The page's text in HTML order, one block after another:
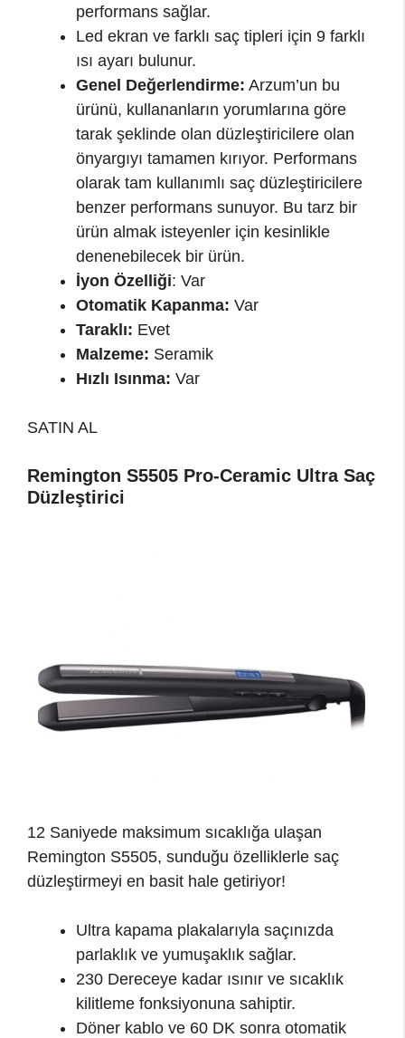
performans sağlar.
Led ekran ve farklı saç tipleri için 9 farklı
ısı ayarı bulunur.
Genel Değerlendirme: Arzum’un bu
ürünü, kullananların yorumlarına göre
tarak şeklinde olan düzleştiricilere olan
önyargıyı tamamen kırıyor. Performans
olarak tam kullanımlı saç düzleştiricilere
benzer performans sunuyor. Bu tarz bir
ürün almak isteyenler için kesinlikle
denenebilecek bir ürün.
İyon Özelliği: Var
Otomatik Kapanma: Var
Taraklı: Evet
Malzeme: Seramik
Hızlı Isınma: Var
SATIN AL
Remington S5505 Pro-Ceramic Ultra Saç
Düzleştirici
12 Saniyede maksimum sıcaklığa ulaşan
Remington S5505, sunduğu özelliklerle saç
düzleştirmeyi en basit hale getiriyor!
Ultra kapama plakalarıyla saçınızda
parlaklık ve yumuşaklık sağlar.
230 Dereceye kadar ısınır ve sıcaklık
kilitleme fonksiyonuna sahiptir.
Döner kablo ve 60 DK sonra otomatik